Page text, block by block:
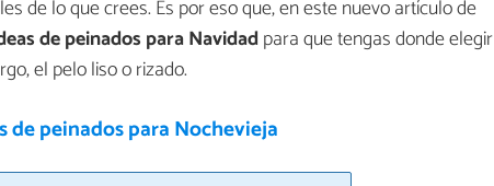
de lo que crees. Es por eso que, en este nuevo artículo de
de peinados para Navidadpara que tengas donde elegir
el pelo liso o rizado.
de peinados para Nochevieja